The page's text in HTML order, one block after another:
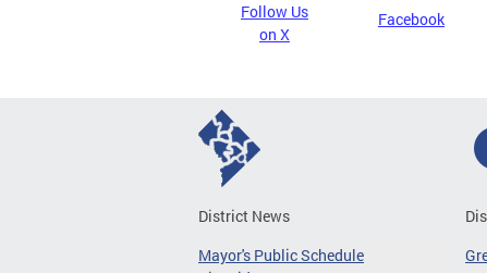
Follow Us
on X
Facebook
District News
Mayor's Public Schedule